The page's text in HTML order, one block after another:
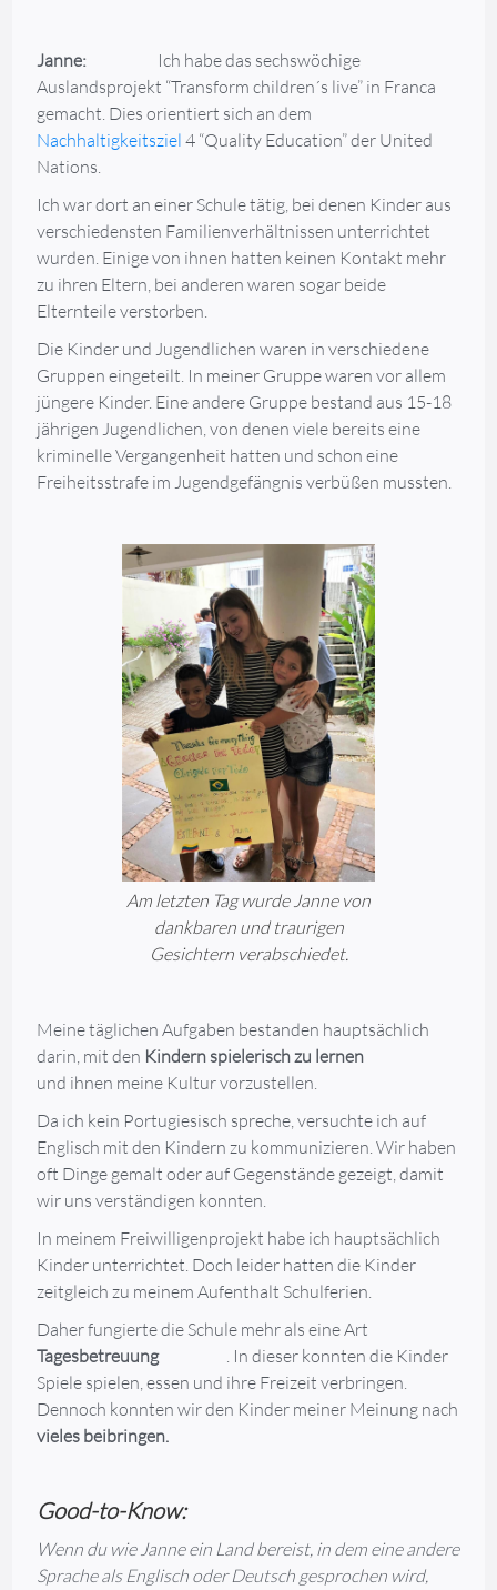
Janne:
Ich habe das sechswöchige
Auslandsprojekt “Transform children´s live” in Franca
gemacht. Dies orientiert sich an dem
Nachhaltigkeitsziel 4 “Quality Education” der United
Nations.
Ich war dort an einer Schule tätig, bei denen Kinder aus
verschiedensten Familienverhältnissen unterrichtet
wurden. Einige von ihnen hatten keinen Kontakt mehr
zu ihren Eltern, bei anderen waren sogar beide
Elternteile verstorben.
Die Kinder und Jugendlichen waren in verschiedene
Gruppen eingeteilt. In meiner Gruppe waren vor allem
jüngere Kinder. Eine andere Gruppe bestand aus 15-18
jährigen Jugendlichen, von denen viele bereits eine
kriminelle Vergangenheit hatten und schon eine
Freiheitsstrafe im Jugendgefängnis verbüßen mussten.
Am letzten Tag wurde Janne von
dankbaren und traurigen
Gesichtern verabschiedet.
Meine täglichen Aufgaben bestanden hauptsächlich
darin, mit den Kindern spielerisch zu lernen
und ihnen meine Kultur vorzustellen.
Da ich kein Portugiesisch spreche, versuchte ich auf
Englisch mit den Kindern zu kommunizieren. Wir haben
oft Dinge gemalt oder auf Gegenstände gezeigt, damit
wir uns verständigen konnten.
In meinem Freiwilligenprojekt habe ich hauptsächlich
Kinder unterrichtet. Doch leider hatten die Kinder
zeitgleich zu meinem Aufenthalt Schulferien.
Daher fungierte die Schule mehr als eine Art
Tagesbetreuung
. In dieser konnten die Kinder
Spiele spielen, essen und ihre Freizeit verbringen.
Dennoch konnten wir den Kinder meiner Meinung nach
vieles beibringen.
Good-to-Know:
Wenn du wie Janne ein Land bereist, in dem eine andere
Sprache als Englisch oder Deutsch gesprochen wird,